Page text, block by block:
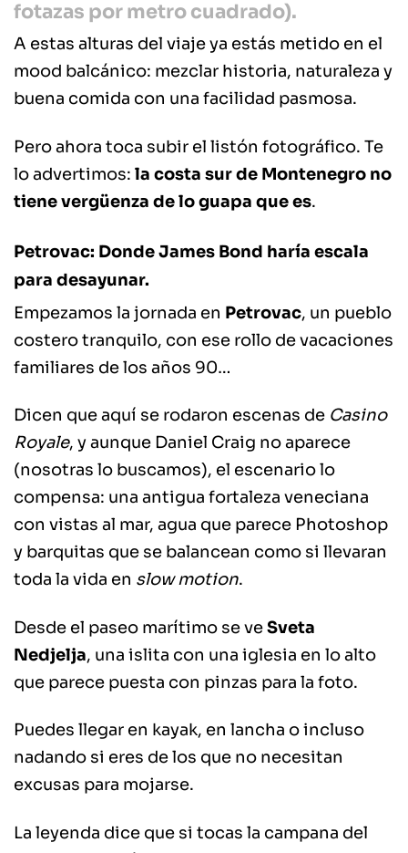
fotazas por metro cuadrado).
A estas alturas del viaje ya estás metido en el
mood balcánico: mezclar historia, naturaleza y
buena comida con una facilidad pasmosa.
Pero ahora toca subir el listón fotográfico. Te
lo advertimos: la costa sur de Montenegro no
tiene vergüenza de lo guapa que es.
Petrovac: Donde James Bond haría escala
para desayunar.
Empezamos la jornada en Petrovac, un pueblo
costero tranquilo, con ese rollo de vacaciones
familiares de los años 90…
Dicen que aquí se rodaron escenas de Casino
Royale, y aunque Daniel Craig no aparece
(nosotras lo buscamos), el escenario lo
compensa: una antigua fortaleza veneciana
con vistas al mar, agua que parece Photoshop
y barquitas que se balancean como si llevaran
toda la vida en slow motion.
Desde el paseo marítimo se veSveta
Nedjelja, una islita con una iglesia en lo alto
que parece puesta con pinzas para la foto.
Puedes llegar en kayak, en lancha o incluso
nadando si eres de los que no necesitan
excusas para mojarse.
La leyenda dice que si tocas la campana del